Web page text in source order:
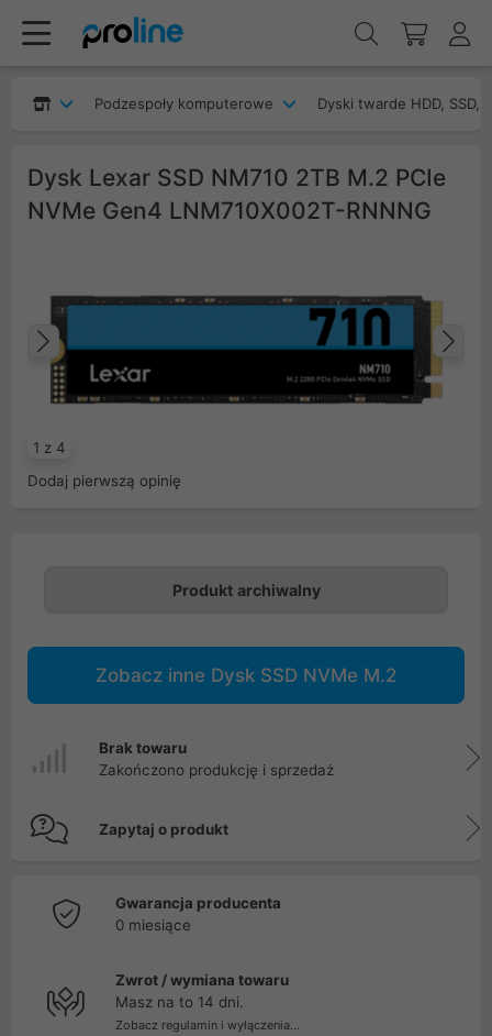
Podzespoły komputerowe Dyski twarde HDD, SSD,
Dysk Lexar SSD NM710 2TB M.2 PCIe
NVMe Gen4 LNM710X002T-RNNNG
1 z 4
Poprzedni
Dodaj pierwszą opinię
Produkt archiwalny
Zobacz inne Dysk SSD NVMe M.2
Brak towaru
Zakończono produkcję i sprzedaż
Zapytaj o produkt
Gwarancja producenta
0 miesiące
Zwrot / wymiana towaru
Masz na to 14 dni.
Zobacz regulamin i wyłączenia...